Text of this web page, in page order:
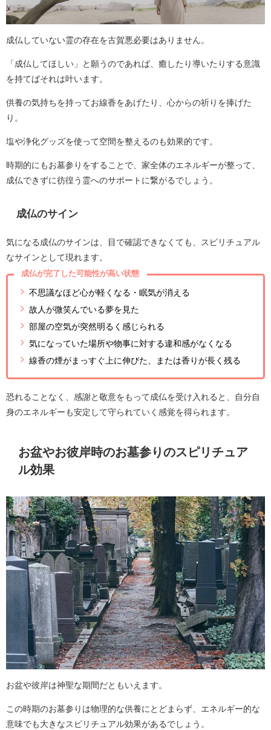
成仏していない霊の存在を古賀悪必要はありません。
「成仏してほしい」と願うのであれば、癒したり導いたりする意識
を持てばそれは叶います。
供養の気持ちを持ってお線香をあげたり、心からの祈りを捧げた
り。
塩や浄化グッズを使って空間を整えるのも効果的です。
時期的にもお墓参りをすることで、家全体のエネルギーが整って、
成仏できずに彷徨う霊へのサポートに繋がるでしょう。
成仏のサイン
気になる成仏のサインは、目で確認できなくても、スピリチュアル
なサインとして現れます。
成仏が完了した可能性が高い状態
不思議なほど心が軽くなる・眠気が消える
故人が微笑んでいる夢を見た
部屋の空気が突然明るく感じられる
気になっていた場所や物事に対する違和感がなくなる
線香の煙がまっすぐ上に伸びた、または香りが長く残る
恐れることなく、感謝と敬意をもって成仏を受け入れると、自分自
身のエネルギーも安定して守られていく感覚を得られます。
お盆やお彼岸時のお墓参りのスピリチュア
ル効果
お盆や彼岸は神聖な期間だともいえます。
この時期のお墓参りは物理的な供養にとどまらず、エネルギー的な
意味でも大きなスピリチュアル効果があるでしょう。